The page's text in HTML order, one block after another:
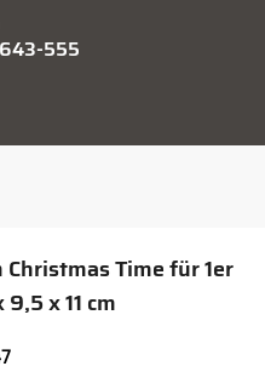
555
Time für 1er
x 11 cm